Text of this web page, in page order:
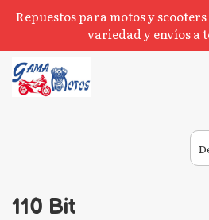
Repuestos para motos y
variedad y envíos a
110 Bit